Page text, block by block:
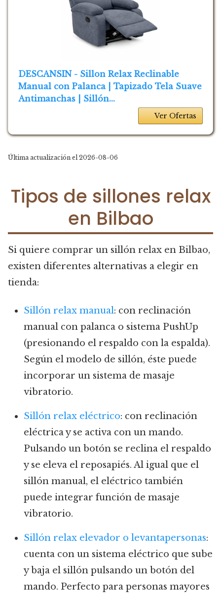
DESCANSIN - Sillon Relax Reclinable
Manual con Palanca | Tapizado Tela Suave
Antimanchas | Sillón...
Ver Ofertas
Última actualización el 2026-08-06
Tipos de sillones relax
en Bilbao
Si quiere comprar un sillón relax en Bilbao,
existen diferentes alternativas a elegir en
tienda:
Sillón relax manual: con reclinación
manual con palanca o sistema PushUp
(presionando el respaldo con la espalda).
Según el modelo de sillón, éste puede
incorporar un sistema de masaje
vibratorio.
Sillón relax eléctrico: con reclinación
eléctrica y se activa con un mando.
Pulsando un botón se reclina el respaldo
y se eleva el reposapiés. Al igual que el
sillón manual, el eléctrico también
puede integrar función de masaje
vibratorio.
Sillón relax elevador o levantapersonas:
cuenta con un sistema eléctrico que sube
y baja el sillón pulsando un botón del
mando. Perfecto para personas mayores